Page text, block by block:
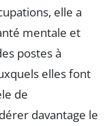
elle a
mentale et
postes à
elles font
de
davantage le